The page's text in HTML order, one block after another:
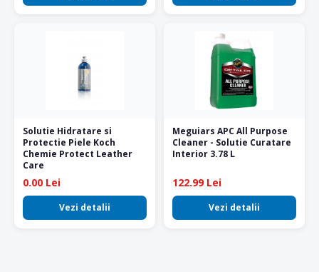
Solutie Hidratare si
Protectie Piele Koch
Chemie Protect Leather
Care
0.00 Lei
Vezi detalii
Meguiars APC All Purpose
Cleaner - Solutie Curatare
Interior 3.78 L
122.99 Lei
Vezi detalii